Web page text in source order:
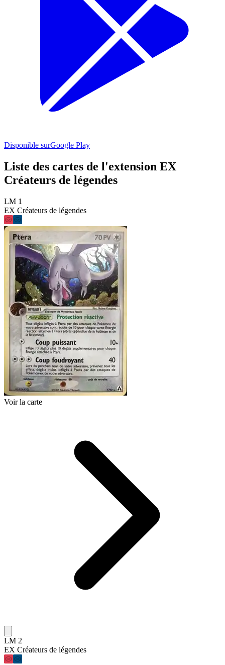
Disponible surGoogle Play
Liste des cartes de l'extension EX
Créateurs de légendes
LM 1
EX Créateurs de légendes
Voir la carte
LM 2
EX Créateurs de légendes